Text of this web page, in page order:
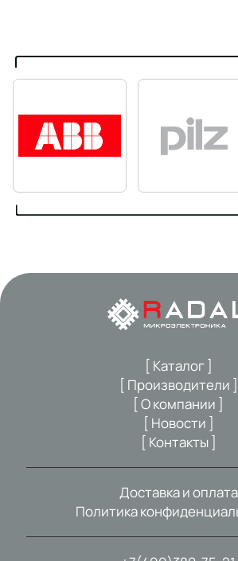
[ Каталог ]
[ Производители ]
[ О компании ]
[ Новости ]
[ Контакты ]
Доставка и оплата
Политика